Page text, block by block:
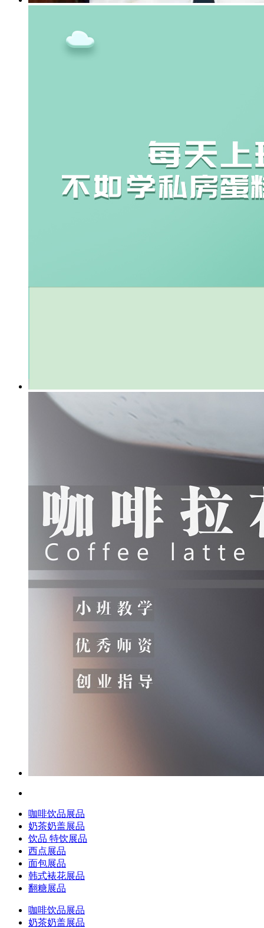
咖啡饮品展品
奶茶奶盖展品
饮品 特饮展品
西点展品
面包展品
韩式裱花展品
翻糖展品
咖啡饮品展品
奶茶奶盖展品